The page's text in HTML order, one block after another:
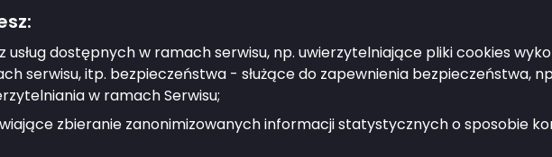
dostępnych w ramach serwisu, np. uwierzytelniające pliki cookies
serwisu, itp. bezpieczeństwa - służące do zapewnienia bezpieczeństwa,
w ramach Serwisu;
zbieranie zanonimizowanych informacji statystycznych o sposobie
wystapienia nieprawidłowości, opis a także nieobligatoryjnie
formularza w zakładce Zgłoś problem.